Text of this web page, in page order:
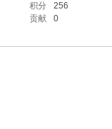
积分
256
贡献 0